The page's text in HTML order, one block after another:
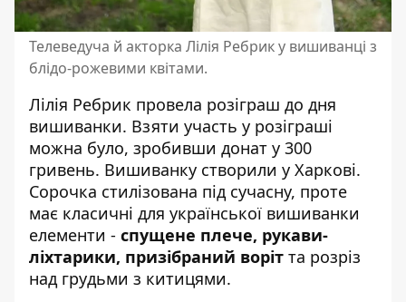
Телеведуча й акторка Лілія Ребрик у вишиванці з
блідо-рожевими квітами.
Лілія Ребрик провела розіграш до дня
вишиванки. Взяти участь у розіграші
можна було, зробивши донат у 300
гривень. Вишиванку створили у Харкові.
Сорочка стилізована під сучасну, проте
має класичні для української вишиванки
елементи - спущене плече, рукави-
ліхтарики, призібраний воріт та розріз
над грудьми з китицями.